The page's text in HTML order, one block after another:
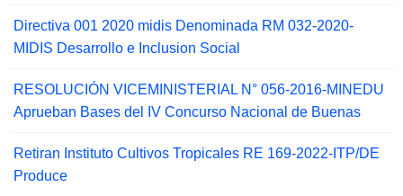
Directiva 001 2020 midis Denominada RM 032-2020-
MIDIS Desarrollo e Inclusion Social
RESOLUCIÓN VICEMINISTERIAL N° 056-2016-MINEDU
Aprueban Bases del IV Concurso Nacional de Buenas
Retiran Instituto Cultivos Tropicales RE 169-2022-ITP/DE
Produce